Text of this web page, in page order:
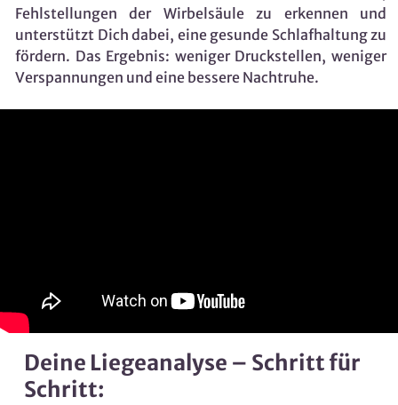
Fehlstellungen der Wirbelsäule zu erkennen und
unterstützt Dich dabei, eine gesunde Schlafhaltung zu
fördern. Das Ergebnis: weniger Druckstellen, weniger
Verspannungen und eine bessere Nachtruhe.
Deine Liegeanalyse – Schritt für
Schritt: